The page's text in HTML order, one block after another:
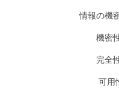
情報の機
機密性
完全性
可用性